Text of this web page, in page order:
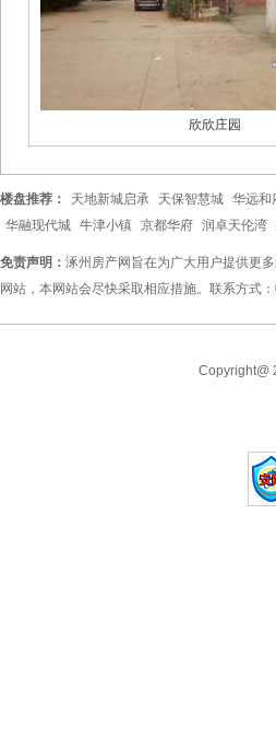
欣欣庄园
楼盘推荐： 天地新城启承 天保智慧城 华远和
华融现代城 牛津小镇 京都华府 润卓天伦湾
免责声明： 涿州房产网旨在为广大用户提供更
网站，本网站会尽快采取相应措施。联系方式
Copyright@